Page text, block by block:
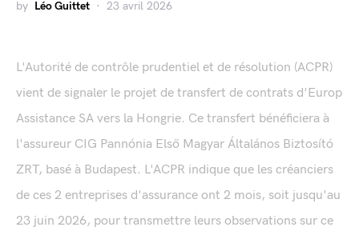
by Léo Guittet 23 avril 2026
L'Autorité de contrôle prudentiel et de résolution (ACPR)
vient de signaler le projet de transfert de contrats d'Europ
Assistance SA vers la Hongrie. Ce transfert bénéficiera à
l'assureur CIG Pannónia Első Magyar Általános Biztosító
ZRT, basé à Budapest. L'ACPR indique que les créanciers
de ces 2 entreprises d'assurance ont 2 mois, soit jusqu'au
23 juin 2026, pour transmettre leurs observations sur ce